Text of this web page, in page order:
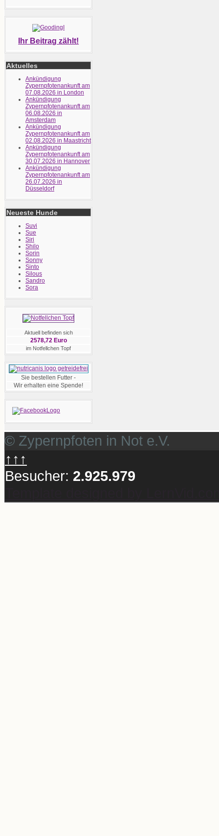
Ihr Beitrag zählt!
Aktuelles
Ankündigung
Zypernpfotenankunft am
07.08.2026 in London
Ankündigung
Zypernpfotenankunft am
06.08.2026 in
Amsterdam
Ankündigung
Zypernpfotenankunft am
02.08.2026 in Maastricht
Ankündigung
Zypernpfotenankunft am
30.07.2026 in Hannover
Ankündigung
Zypernpfotenankunft am
26.07.2026 in
Düsseldorf
Neueste Hunde
Suvi
Sue
Siri
Shilo
Sorin
Sonny
Sinto
Silous
Sandro
Sora
Aktuell befinden sich
2578,72 Euro
im Notfellchen Topf
Sie bestellen Futter -
Wir erhalten eine Spende!
© Zypernpfoten in Not e.V.
↑↑↑
Besucher: 2.925.979